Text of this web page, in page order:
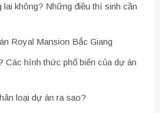
không? Những điều thí sinh cần
Royal Mansion Bắc Giang
Các hình thức phổ biến của dự án
loại dự án ra sao?